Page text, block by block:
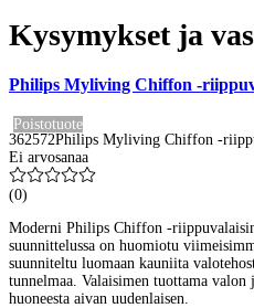
Kysymykset ja
Philips Myliving Chiffon -
Poistotuote
362572Philips Myliving Chiffon -
Ei arvosanaa
(0)
Moderni Philips Chiffon -
suunnittelussa on huomiotu
suunniteltu luomaan kauniita
tunnelmaa. Valaisimen tuottama
huoneesta aivan uudenlaisen.